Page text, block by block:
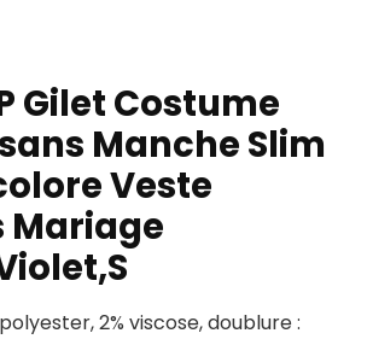
Gilet Costume
Manche Slim
Veste
Mariage
2% viscose, doublure :